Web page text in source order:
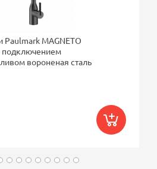
Paulmark MAGNETO
подключением
вороненая сталь